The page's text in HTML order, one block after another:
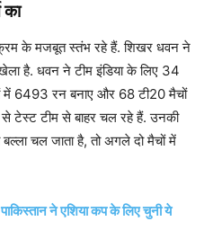
का
क्रम के मजबूत स्तंभ रहे हैं. शिखर धवन ने
है. धवन ने टीम इंडिया के लिए 34
6493 रन बनाए और 68 टी20 मैचों
टेस्ट टीम से बाहर चल रहे हैं. उनकी
चल जाता है, तो अगले दो मैचों में
ने एशिया कप के लिए चुनी ये